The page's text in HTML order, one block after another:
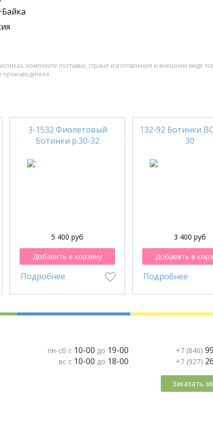
комплекте поставки, стране изготовления и внешнем виде
производителя
3-1532 Фиолетовый
Ботинки р.30-32
5 400 руб
Добавить в корзину
Подробнее
132-92 Ботинки
30
3 400 руб
Добавить в
Подробнее
пн-сб с 10-00 до 19-00
вс с 10-00 до 18-00
+7 (846)
+7 (927)
Заказать